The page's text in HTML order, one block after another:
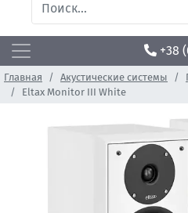
+38
Главная Акустические системы
Eltax Monitor III White